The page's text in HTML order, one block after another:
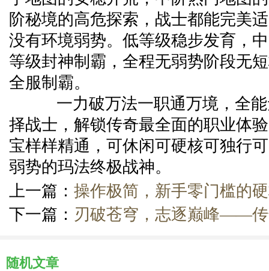
阶秘境的高危探索，战士都能完美
没有环境弱势。低等级稳步发育，
等级封神制霸，全程无弱势阶段无
全服制霸。
一力破万法一职通万境，全能
择战士，解锁传奇最全面的职业体
宝样样精通，可休闲可硬核可独行
弱势的玛法终极战神。
上一篇： 操作极简，新手零门槛的
下一篇： 刃破苍穹，志逐巅峰——
随机文章